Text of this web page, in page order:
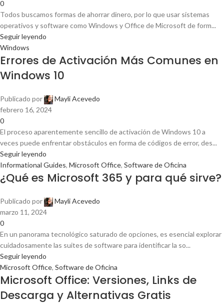
0
Todos buscamos formas de ahorrar dinero, por lo que usar sistemas
operativos y software como Windows y Office de Microsoft de form...
Seguir leyendo
Windows
Errores de Activación Más Comunes en
Windows 10
Publicado por
Mayli Acevedo
febrero 16, 2024
0
El proceso aparentemente sencillo de activación de Windows 10 a
veces puede enfrentar obstáculos en forma de códigos de error, des...
Seguir leyendo
Informational Guides, Microsoft Office, Software de Oficina
¿Qué es Microsoft 365 y para qué sirve?
Publicado por
Mayli Acevedo
marzo 11, 2024
0
En un panorama tecnológico saturado de opciones, es esencial explorar
cuidadosamente las suites de software para identificar la so...
Seguir leyendo
Microsoft Office, Software de Oficina
Microsoft Office: Versiones, Links de
Descarga y Alternativas Gratis